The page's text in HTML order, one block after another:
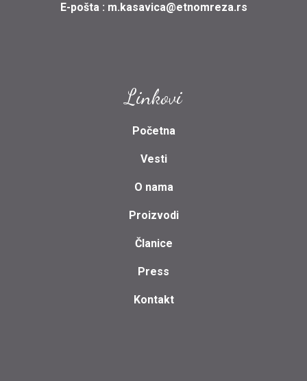
E-pošta : m.kasavica@etnomreza.rs
Linkovi
Početna
Vesti
O nama
Proizvodi
Članice
Press
Kontakt